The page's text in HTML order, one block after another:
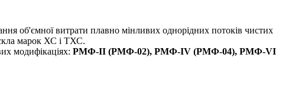
об'ємної витрати плавно мінливих однорідних потоків чистих
марок ХС і ТХС.
модифікаціях: РМФ-II (РМФ-02), РМФ-IV (РМФ-04), РМФ-VI